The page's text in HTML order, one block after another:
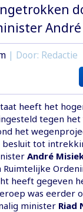
André
| Door: Redactie
heeft het
tegen het
het
besluit tot
André
heeft gegeven
was eerder
minister Riad